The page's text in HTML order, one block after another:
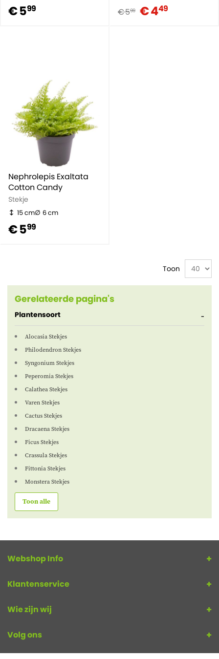
€ 599 € 599 € 449
Nephrolepis Exaltata
Cotton Candy
Stekje
15 cm 6 cm
€ 599
Toon
Gerelateerde pagina's
Plantensoort
Alocasia Stekjes
Philodendron Stekjes
Syngonium Stekjes
Peperomia Stekjes
Calathea Stekjes
Varen Stekjes
Cactus Stekjes
Dracaena Stekjes
Ficus Stekjes
Crassula Stekjes
Fittonia Stekjes
Monstera Stekjes
Toon alle
Webshop Info
Klantenservice
Wie zijn wij
Volg ons